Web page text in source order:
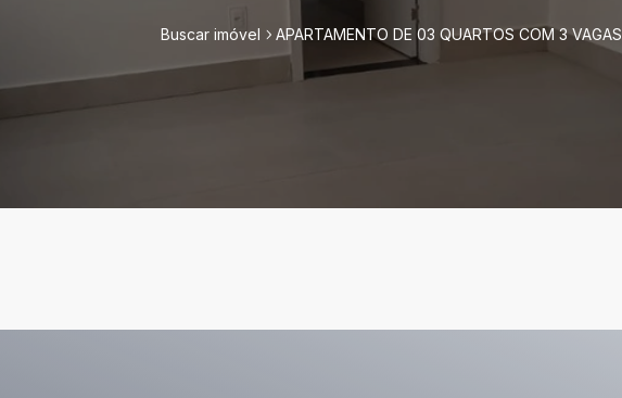
Buscar imóvel APARTAMENTO DE 03 QUARTOS COM 3 VAGAS